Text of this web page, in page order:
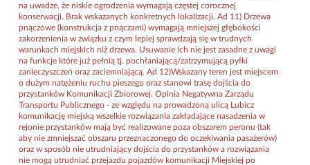
na uwadze, że niskie ogrodzenia wymagają częstej corocznej
konserwacji. Brak wskazanych konkretnych lokalizacji. Ad 11) Drzewa
pnączowe (konstrukcja z pnączami) wymagają mniejszej głębokości
zakorzenienia w związku z czym lepiej sprawdzają się w trudnych
warunkach miejskich niż drzewa. Usuwanie ich nie jest zasadne z uwagi
na funkcje które już pełnią tj. pochłaniającą/zatrzymującą pyłki
zanieczyszczeń oraz zaciemniającą. Ad 12)Wskazany teren jest miejscem
o dużym natężeniu ruchu pieszego oraz stanowi trasę dojścia do
przystanków Komunikacji Zbiorowej. Opinia Negatywna Zarządu
Transportu Publicznego - ze względu na prowadzoną ulicą Lubicz
komunikację miejską wszelkie rozwiązania zakładające nasadzenia w
rejonie przystanków mają być realizowane poza obszarem peronu (tak
aby nie zmniejszać obszaru przeznaczonego do oczekiwania pasażerów)
oraz w sposób nie utrudniający dojścia do przystanków a rozwiązania
nie mogą utrudniać przejazdu pojazdów komunikacji Miejskiej po